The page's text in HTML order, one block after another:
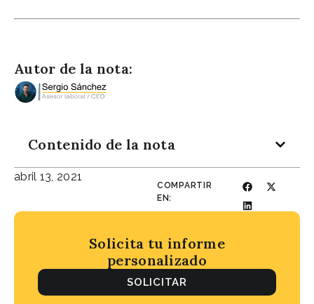
Autor de la nota:
Contenido de la nota
abril 13, 2021
COMPARTIR
EN:
Solicita tu informe
personalizado
SOLICITAR